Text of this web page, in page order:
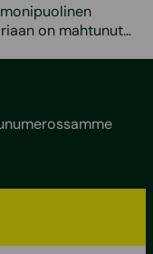
on mahtunut…